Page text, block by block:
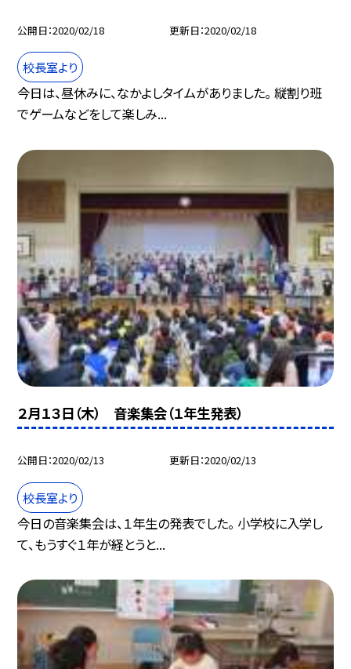
公開日 2020/02/18 更新日 2020/02/18
校長室より
今日は、昼休みに、なかよしタイムがありました。 縦割り班
でゲームなどをして楽しみ...
２月１３日（木） 音楽集会（１年生発表）
公開日 2020/02/13 更新日 2020/02/13
校長室より
今日の音楽集会は、１年生の発表でした。 小学校に入学し
て、もうすぐ１年が経とうと...